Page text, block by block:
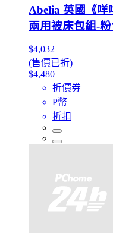
Abelia 英國《咩
兩用被床包組-
$4,032
(售價已折)
$4,480
折價券
P幣
折扣